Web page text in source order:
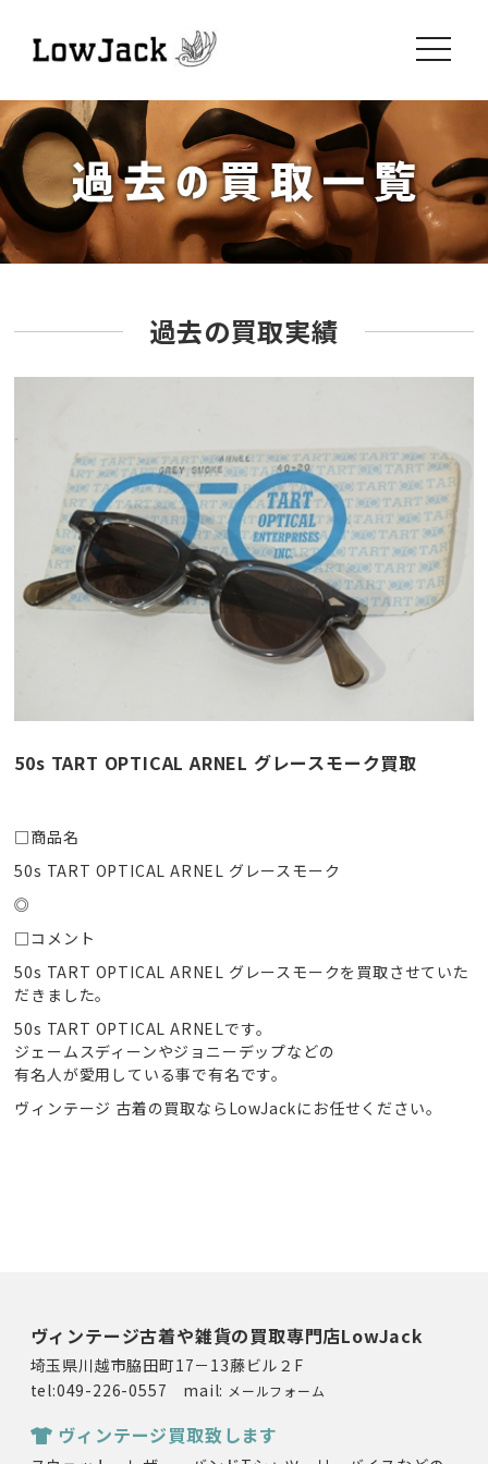
toggle
過去の買取実績
50s TART OPTICAL ARNEL グレースモーク買取
□商品名
50s TART OPTICAL ARNEL グレースモーク
◎
□コメント
50s TART OPTICAL ARNEL グレースモークを買取させていた
だきました。
50s TART OPTICAL ARNELです。
ジェームスディーンやジョニーデップなどの
有名人が愛用している事で有名です。
ヴィンテージ 古着の買取ならLowJackにお任せください。
ヴィンテージ古着や雑貨の買取専門店LowJack
埼玉県川越市脇田町17－13藤ビル２F
tel:049-226-0557 mail: メールフォーム
ヴィンテージ買取致します